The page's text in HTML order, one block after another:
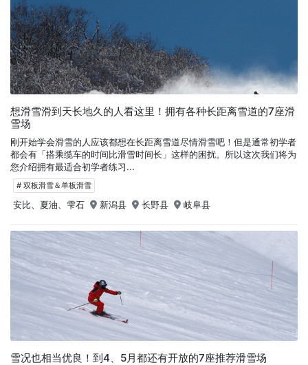
想滑雪滑到天长地久的人看这里！拥有各种长距离雪道的7座滑
雪场
刚开始学会滑雪的人应该都想在长距离雪道尽情滑雪吧！但是通常初学者
都会有「搭乘缆车的时间比滑雪时间长」这样的困扰。所以这次我们将为
您介绍拥有最适合初学者练习...
# 双板滑雪＆单板滑雪
安比、夏油、雫石 新潟县 长野县 岐阜县
雪况也相当优良！到4、5月都还有开放的7座推荐滑雪场